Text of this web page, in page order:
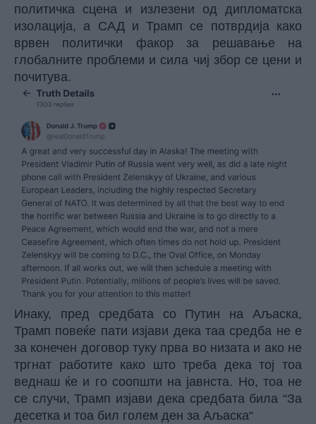
политичка сцена и излезени од дипломатска
изолација, а САД и Трамп се потврдија како
врвен политички факор за решавање на
глобалните проблеми и сила чиј збор се цени и
почитува.
Инаку, пред средбата со Путин на Аљаска,
Трамп повеќе пати изјави дека таа средба не е
за конечен договор туку прва во низата и ако не
тргнат работите како што треба дека тој тоа
веднаш ќе и го соопшти на јавнста. Но, тоа не
се случи, Трамп изјави дека средбата била “За
десетка и тоа бил голем ден за Аљаска“